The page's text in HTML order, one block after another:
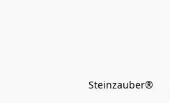
Steinzauber®